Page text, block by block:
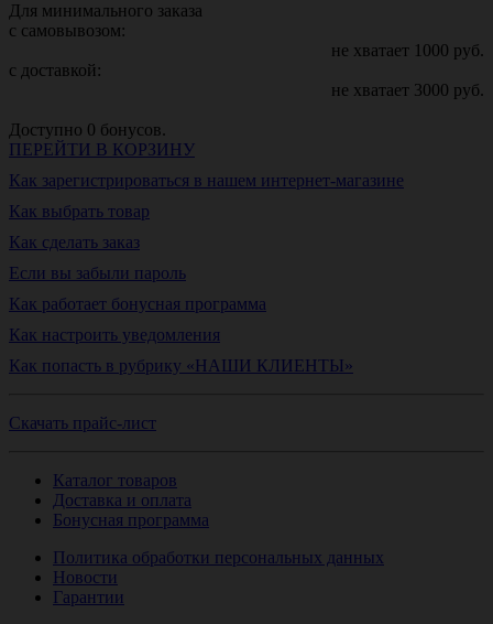
Для минимального заказа
с самовывозом:
не хватает 1000 руб.
с доставкой:
не хватает 3000 руб.
Доступно 0 бонусов.
ПЕРЕЙТИ В КОРЗИНУ
Как зарегистрироваться в нашем интернет-магазине
Как выбрать товар
Как сделать заказ
Если вы забыли пароль
Как работает бонусная программа
Как настроить уведомления
Как попасть в рубрику «НАШИ КЛИЕНТЫ»
Скачать прайс-лист
Каталог товаров
Доставка и оплата
Бонусная программа
Политика обработки персональных данных
Новости
Гарантии